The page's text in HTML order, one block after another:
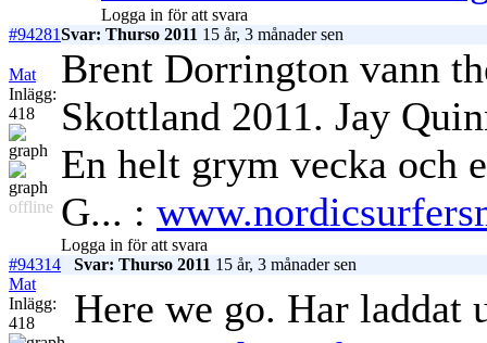
Logga in för att svara
#94281Svar: Thurso 2011 15 år, 3 månader sen
Mat
Inlägg:
418
offline
Brent Dorrington vann
Skottland 2011. Jay
En helt grym vecka och
G... :
Logga in för att svara
#94314
Svar: Thurso 2011 15 år, 3 månader sen
Mat
Inlägg:
418
Here we go. Har laddat